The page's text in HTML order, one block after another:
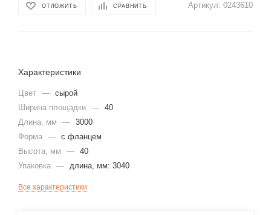
ОТЛОЖИТЬ СРАВНИТЬ Артикул: 0243610
Характеристики
Цвет — сырой
Ширина площадки — 40
Длина, мм
— 3000
Форма — с фланцем
Высота, мм
— 40
Упаковка — длина, мм: 3040
Все характеристики